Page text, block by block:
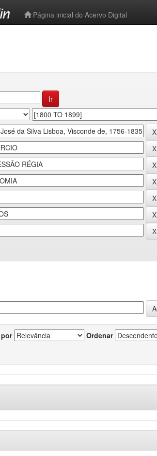
Página inicial do Acervo Digital
Ordenar